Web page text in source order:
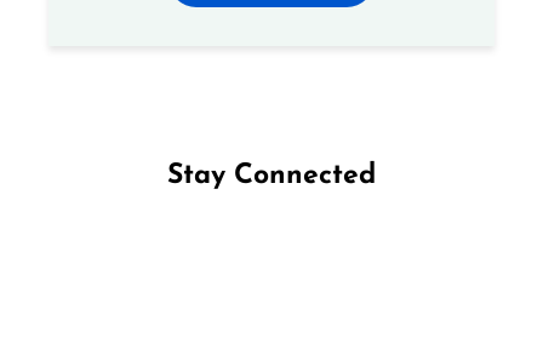
Stay Connected